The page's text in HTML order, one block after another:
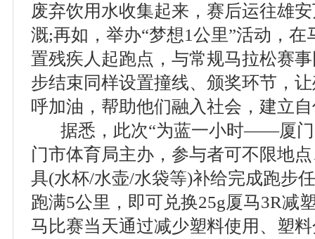
废弃饮用水收集起来，赛后运往雄
溉;再如，举办“梦想1公里”活动，
置残疾人起跑点，与常规马拉松赛
步结束同样设置撞线、颁奖环节，
呼加油，帮助他们融入社会，建立
据悉，此次“为蓝一小时——厦门
门市体育局主办，参与者可不限地
具(水杯/水壶/水袋等)补给完成跑步
跑满5公里，即可兑换25g厦马3R减
马比赛当天通过减少塑料使用、塑